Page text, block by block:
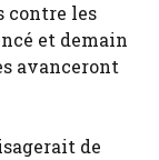
contre les
et demain
avanceront
de